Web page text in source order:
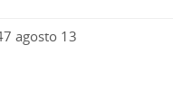
agosto 13